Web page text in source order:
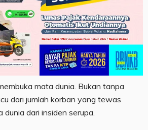
mata dunia. Bukan tanpa
dari jumlah korban yang tewas
dari insiden serupa.